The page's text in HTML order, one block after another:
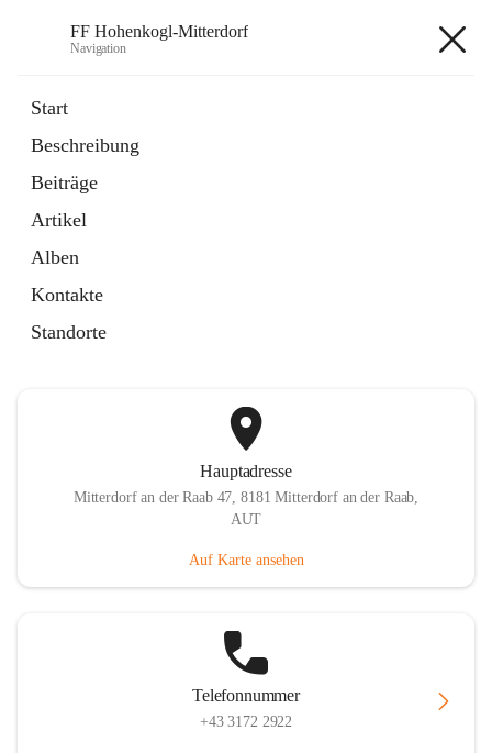
FF Hohenkogl-Mitterdorf
Navigation
Start
Beschreibung
Beiträge
Artikel
Alben
Kontakte
Standorte
Artikel
in
Tab
LLZ Einsatzübersicht
öffnet
in
neuem
Tab
Hauptadresse
Mitterdorf an der Raab 47, 8181 Mitterdorf an der Raab,
AUT
Auf Karte ansehen
Telefonnummer
+43 3172 2922